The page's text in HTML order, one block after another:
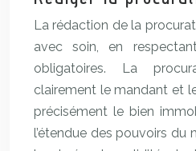
La rédaction de la
avec soin, en
obligatoires. La
clairement le mandant et
précisément le bien
l’étendue des pouvoirs du